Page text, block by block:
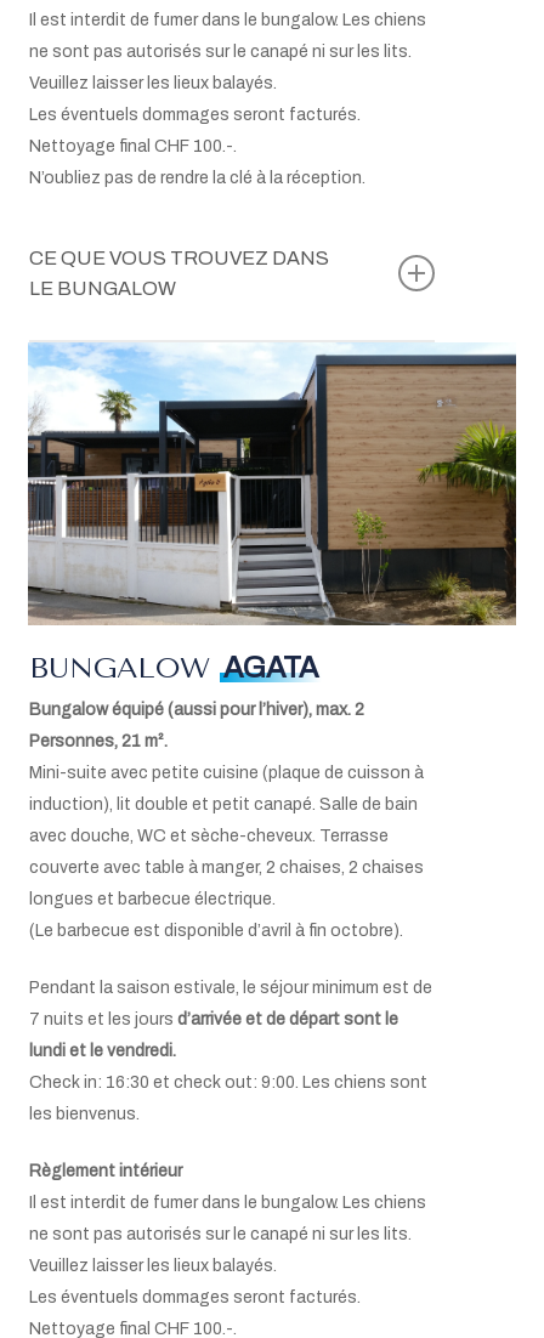
Il est interdit de fumer dans le bungalow. Les chiens
ne sont pas autorisés sur le canapé ni sur les lits.
Veuillez laisser les lieux balayés.
Les éventuels dommages seront facturés.
Nettoyage final CHF 100.-.
N’oubliez pas de rendre la clé à la réception.
CE QUE VOUS TROUVEZ DANS
LE BUNGALOW
Table avec 2 chaises
Lit double: 140×200 cm
Lit superposé: 190×90 cm
Literie et linges de toilette
Plaque de cuisson à induction
Réfrigérateur avec compartiment congélateur
Lave-vaisselle, pastilles et liquide de rinçage
Machine Nespresso
Bouilloire électrique
Torchons, liquide vaisselle, éponges
Balai et pelle
Télévision via satellite
W-LAN
Mini coffre-fort
Lit bébé sur demande (max.2)
BUNGALOW AGATA
Bungalow équipé (aussi pour l’hiver), max. 2
Personnes, 21 m².
Mini-suite avec petite cuisine (plaque de cuisson à
induction), lit double et petit canapé. Salle de bain
avec douche, WC et sèche-cheveux. Terrasse
couverte avec table à manger, 2 chaises, 2 chaises
longues et barbecue électrique.
(Le barbecue est disponible d’avril à fin octobre).
Pendant la saison estivale, le séjour minimum est de
7 nuits et les jours d’arrivée et de départ sont le
lundi et le vendredi.
Check in: 16:30 et check out: 9:00. Les chiens sont
les bienvenus.
Règlement intérieur
Il est interdit de fumer dans le bungalow. Les chiens
ne sont pas autorisés sur le canapé ni sur les lits.
Veuillez laisser les lieux balayés.
Les éventuels dommages seront facturés.
Nettoyage final CHF 100.-.